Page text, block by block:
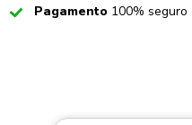
CheckedPagamento 100% seguro